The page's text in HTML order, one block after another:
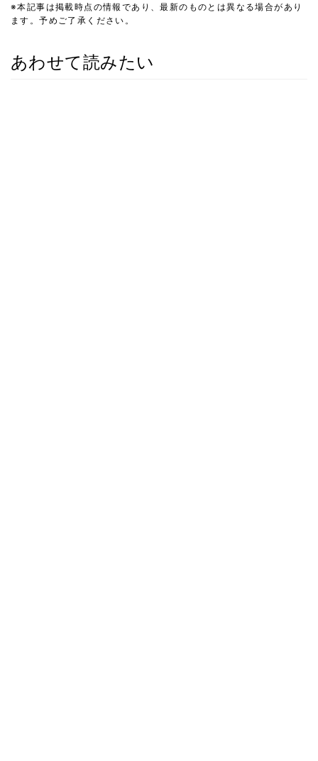
※本記事は掲載時点の情報であり、最新のものとは異なる場合があり
ます。予めご了承ください。
あわせて読みたい